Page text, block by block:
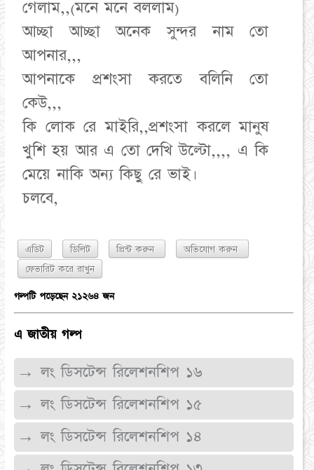
গেলাম,,(মনে মনে বললাম)
আচ্ছা আচ্ছা অনেক সুন্দর নাম তো
আপনার,,,
আপনাকে প্রশংসা করতে বলিনি তো
কেউ,,,
কি লোক রে মাইরি,,প্রশংসা করলে মানুষ
খুশি হয় আর এ তো দেখি উল্টো,,,, এ কি
মেয়ে নাকি অন্য কিছু রে ভাই।
চলবে,
এডিট ডিলিট প্রিন্ট করুন অভিযোগ করুন
গল্পটি পড়েছেন ২১২৬৪ জন
এ জাতীয় গল্প
→ লং ডিসটেন্স রিলেশনশিপ ১৬
→ লং ডিসটেন্স রিলেশনশিপ ১৫
→ লং ডিসটেন্স রিলেশনশিপ ১৪